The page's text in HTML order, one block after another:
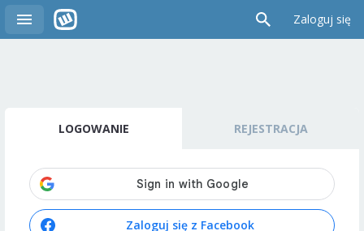
Zaloguj się
LOGOWANIE REJESTRACJA
Zaloguj się z Facebook